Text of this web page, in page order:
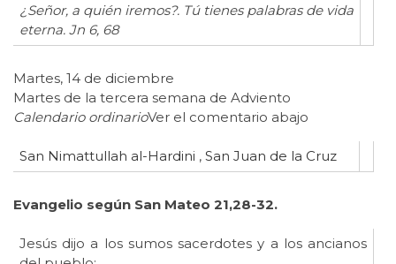
¿Señor, a quién iremos?. Tú tienes palabras de vida
eterna. Jn 6, 68
Martes, 14 de diciembre
Martes de la tercera semana de Adviento
Calendario ordinarioVer el comentario abajo
San Nimattullah al-Hardini , San Juan de la Cruz
Evangelio según San Mateo 21,28-32.
Jesús dijo a los sumos sacerdotes y a los ancianos